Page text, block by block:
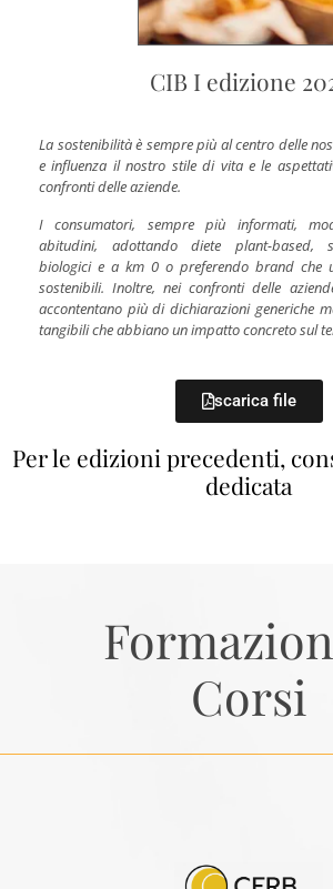
CIB I edizione
La sostenibilità è sempre più al centro delle
e influenza il nostro stile di vita e le
confronti delle aziende.
I consumatori, sempre più informati,
abitudini, adottando diete plant-based,
biologici e a km 0 o preferendo brand che
sostenibili. Inoltre, nei confronti delle
accontentano più di dichiarazioni generiche
tangibili che abbiano un impatto concreto sul
scarica file
Per le edizioni precedenti,
dedicata
Corsi